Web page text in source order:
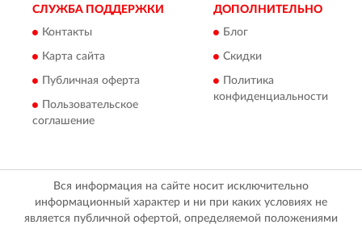
СЛУЖБА ПОДДЕРЖКИ
Контакты
Карта сайта
Публичная оферта
Пользовательское
соглашение
ДОПОЛНИТЕЛЬНО
Блог
Скидки
Политика
конфиденциальности
Вся информация на сайте носит исключительно
информационный характер и ни при каких условиях не
является публичной офертой, определяемой положениями